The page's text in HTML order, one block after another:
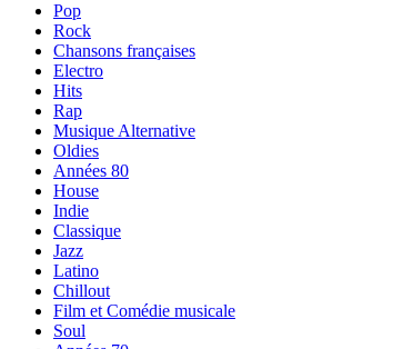
Pop
Rock
Chansons françaises
Electro
Hits
Rap
Musique Alternative
Oldies
Années 80
House
Indie
Classique
Jazz
Latino
Chillout
Film et Comédie musicale
Soul